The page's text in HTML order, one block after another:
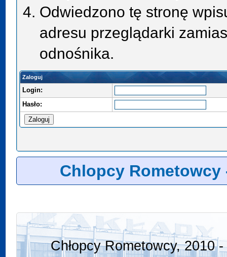
Odwiedzono tę stronę
adresu przeglądarki
odnośnika.
Zaloguj
Login:
Hasło:
Chlopcy Rometowcy
Chłopcy Rometowcy, 2010